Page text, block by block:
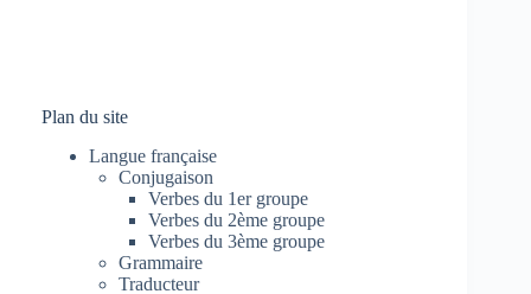
Plan du site
Langue française
Conjugaison
Verbes du 1er groupe
Verbes du 2ème groupe
Verbes du 3ème groupe
Grammaire
Traducteur